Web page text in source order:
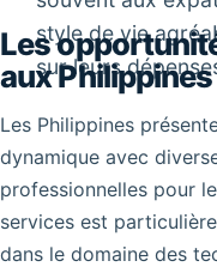
style de vie
sur leurs
Les
aux Philippines
Les Philippines
dynamique avec
professionnelles pour
services est
dans le domaine des